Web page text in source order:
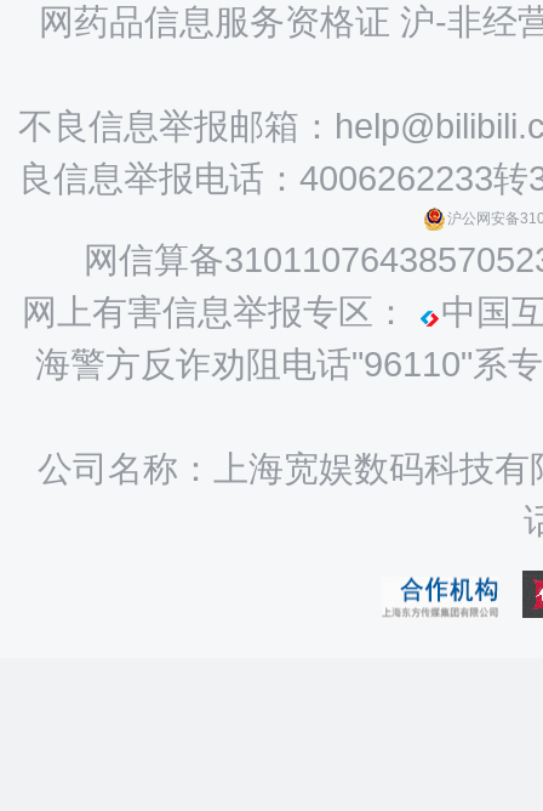
网药品信息服务资格证 沪-非经
不良信息举报邮箱：
良信息举报电话：4006262233转
沪公网安备
网信算备
网上有害信息举报专区：
中国
海警方反诈劝阻电话"96110"系
公司名称：上海宽娱数码科技有